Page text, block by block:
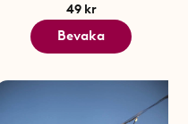
49 kr
Bevaka